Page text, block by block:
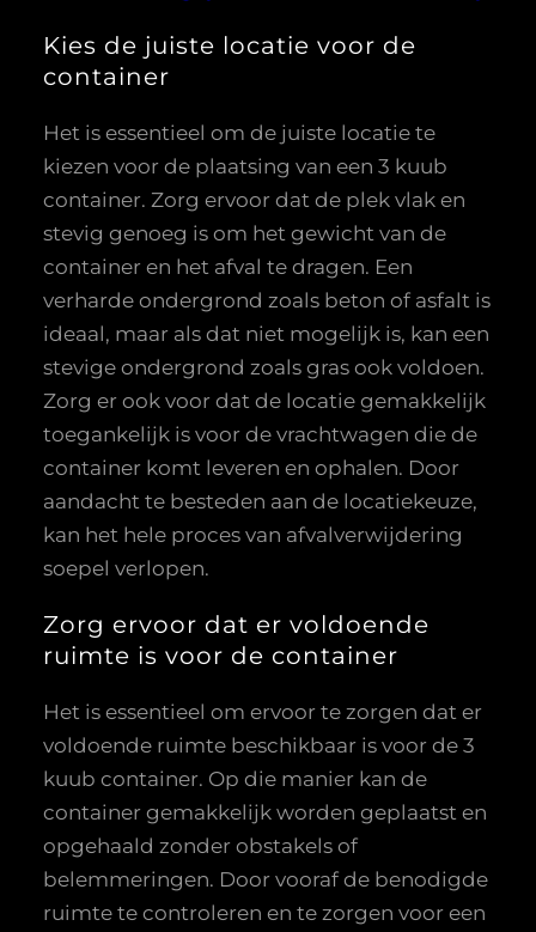
Kies de juiste locatie voor de
container
Het is essentieel om de juiste locatie te
kiezen voor de plaatsing van een 3 kuub
container. Zorg ervoor dat de plek vlak en
stevig genoeg is om het gewicht van de
container en het afval te dragen. Een
verharde ondergrond zoals beton of asfalt is
ideaal, maar als dat niet mogelijk is, kan een
stevige ondergrond zoals gras ook voldoen.
Zorg er ook voor dat de locatie gemakkelijk
toegankelijk is voor de vrachtwagen die de
container komt leveren en ophalen. Door
aandacht te besteden aan de locatiekeuze,
kan het hele proces van afvalverwijdering
soepel verlopen.
Zorg ervoor dat er voldoende
ruimte is voor de container
Het is essentieel om ervoor te zorgen dat er
voldoende ruimte beschikbaar is voor de 3
kuub container. Op die manier kan de
container gemakkelijk worden geplaatst en
opgehaald zonder obstakels of
belemmeringen. Door vooraf de benodigde
ruimte te controleren en te zorgen voor een